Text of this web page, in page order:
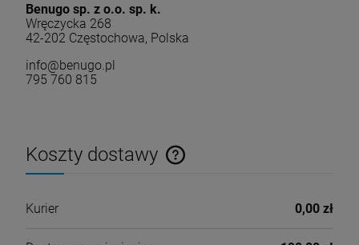
Benugo sp. z o.o. sp. k.
Wręczycka 268
42-202 Częstochowa, Polska
info@benugo.pl
795 760 815
Koszty dostawy
Cena nie zawiera ewentualnych kosztów płatności
Kurier 0,00 zł